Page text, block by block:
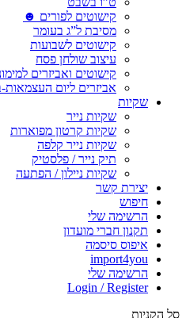
קישוטים לפורים ☻
מסיבת ל”ג בעומר
קישוטים לשבועות
עיצוב שולחן פסח
קישוטים ואביזרים
אביזרים ליום
שקיות
שקיות נייר
שקיות קרטון מפוארות
שקיות נייר קלפה
תיק נייר / פלסטיק
שקיות ניילון / הפתעה
יצירת קשר
חיפוש
הרשימה שלי
תקנון חברי מועדון
איפוס סיסמה
import4you
הרשימה שלי
Login / Register
סל הקניות